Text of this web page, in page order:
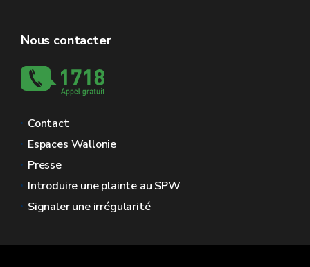
Nous contacter
Contact
Espaces Wallonie
Presse
Introduire une plainte au SPW
Signaler une irrégularité